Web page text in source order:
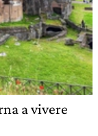
a vivere